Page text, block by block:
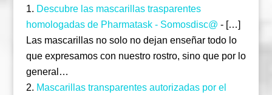
Descubre las mascarillas trasparentes
homologadas de Pharmatask - Somosdisc@ - […]
Las mascarillas no solo no dejan enseñar todo lo
que expresamos con nuestro rostro, sino que por lo
general…
Mascarillas transparentes autorizadas por el